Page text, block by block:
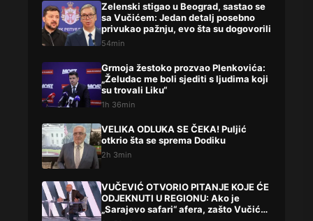
Zelenski stigao u Beograd, sastao se
sa Vučićem: Jedan detalj posebno
privukao pažnju, evo šta su dogovorili
54min
Grmoja žestoko prozvao Plenkovića:
„Želudac me boli sjediti s ljudima koji
su trovali Liku“
1h 36min
VELIKA ODLUKA SE ČEKA! Puljić
otkrio šta se sprema Dodiku
2h 3min
VUČEVIĆ OTVORIO PITANJE KOJE ĆE
ODJEKNUTI U REGIONU: Ako je
„Sarajevo safari“ afera, zašto Vučića